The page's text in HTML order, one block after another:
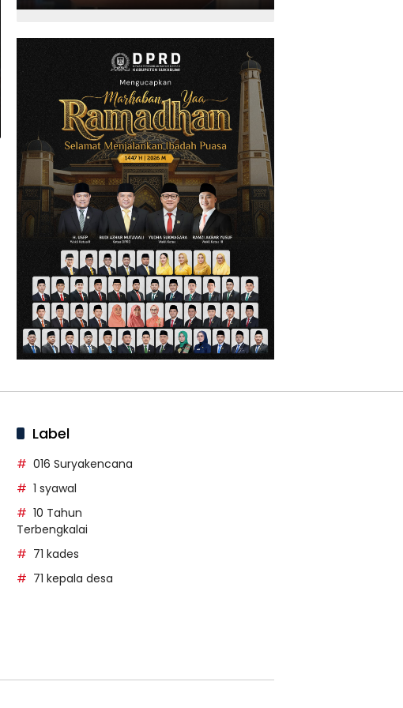
Kepariwisataan
Label
016 Suryakencana
1 syawal
10 Tahun
Terbengkalai
71 kades
71 kepala desa